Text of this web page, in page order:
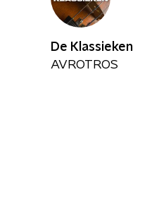
De Klassieken
AVROTROS